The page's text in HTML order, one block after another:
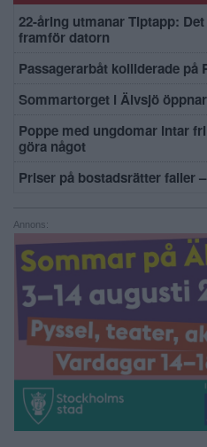
22-åring utmanar Tiptapp:
framför datorn
Passagerarbåt kolliderade på
Sommartorget i Älvsjö
Poppe med ungdomar intar
göra något
Priser på bostadsrätter faller
Annons: